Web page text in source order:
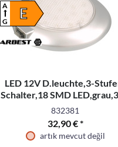
E
A
G
LED 12V D.leuchte,3-
Schalter,18 SMD
288 Lumen
832381
32,90 € *
artık mevcut değil